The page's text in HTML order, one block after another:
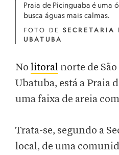
Praia de Picinguaba é uma
busca águas mais calmas.
FOTO DE SECRETARIA
UBATUBA
No litoral norte de
Ubatuba, está a Praia
uma faixa de areia
Trata-se, segundo a
local, de uma